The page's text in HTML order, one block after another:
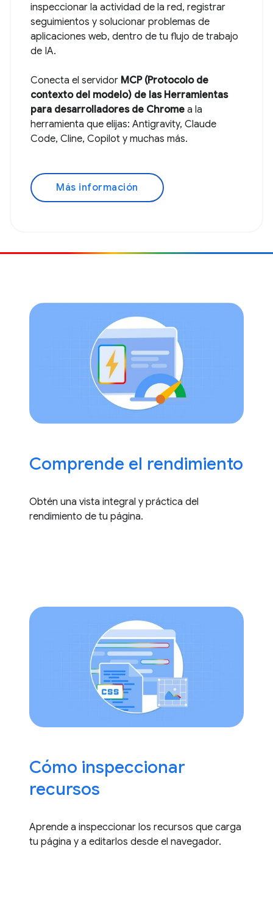
inspeccionar la actividad de la red, registrar
seguimientos y solucionar problemas de
aplicaciones web, dentro de tu flujo de trabajo
de IA.
Conecta el servidor MCP (Protocolo de
contexto del modelo) de las Herramientas
para desarrolladores de Chrome a la
herramienta que elijas: Antigravity, Claude
Code, Cline, Copilot y muchas más.
Más información
Comprende el rendimiento
Obtén una vista integral y práctica del
rendimiento de tu página.
Cómo inspeccionar
recursos
Aprende a inspeccionar los recursos que carga
tu página y a editarlos desde el navegador.